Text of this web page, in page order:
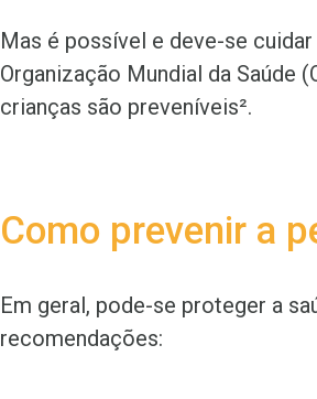
Mas é possível e deve-se
Organização Mundial da Saúde
crianças são preveníveis².
Como prevenir a
Em geral, pode-se proteger a
recomendações: